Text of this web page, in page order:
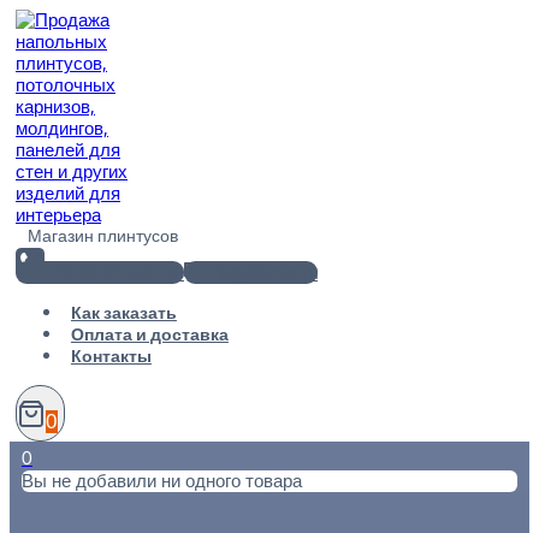
Перейти
содержимому
Магазин плинтусов
+7(812) 920-02-38
info@101metr.ru
Как заказать
Оплата и доставка
Контакты
0
0
Вы не добавили ни одного товара